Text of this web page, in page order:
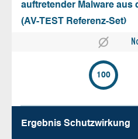
auftretender Malware aus
(AV-TEST Referenz-Set)
100
Ergebnis Schutz­wirkung